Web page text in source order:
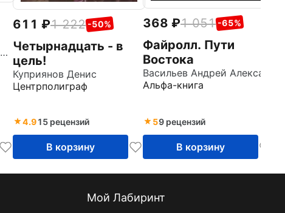
Пономарева Светлана Витальевна
611 1 222 -50%
Четырнадцать - в
цель!
Куприянов Денис
Центрполиграф
4.915 рецензий
В корзину
368 1 051 -65%
Файролл. Пути
Востока
Альфа-книга
59 рецензий
В корзину
Мой Лабиринт